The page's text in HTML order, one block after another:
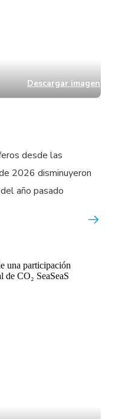
Descargar imagen
desde las
2026 disminuyeron
año pasado